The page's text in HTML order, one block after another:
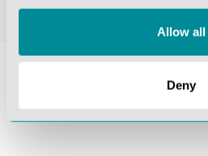
Allow all
Deny